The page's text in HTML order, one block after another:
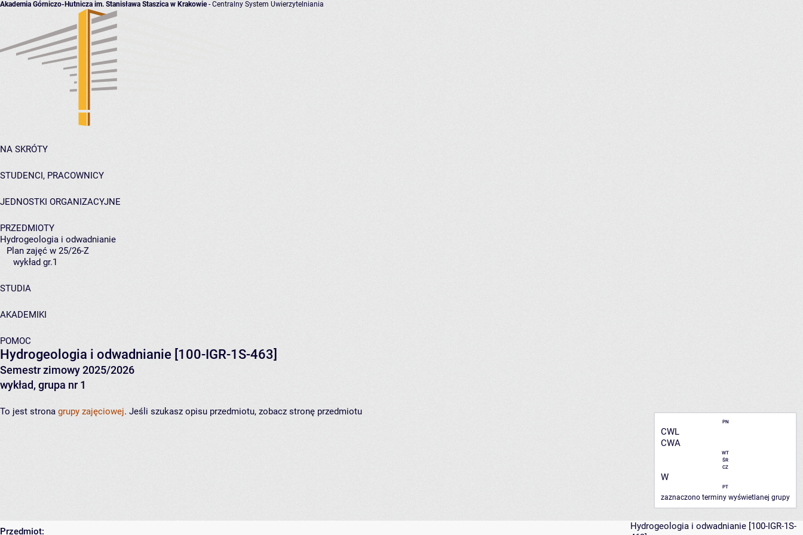
Akademia Górniczo-Hutnicza im. Stanisława Staszica w Krakowie- Centralny System Uwierzytelniania
NA SKRÓTY
STUDENCI, PRACOWNICY
JEDNOSTKI ORGANIZACYJNE
PRZEDMIOTY
Hydrogeologia i odwadnianie
Plan zajęć w 25/26-Z
wykład gr.1
STUDIA
AKADEMIKI
POMOC
Hydrogeologia i odwadnianie [100-IGR-1S-463]
Semestr zimowy 2025/2026
wykład, grupa nr 1
PN
CWL
CWA
WT
ŚR
CZ
W
PT
zaznaczono terminy wyświetlanej grupy
To jest strona grupy zajęciowej. Jeśli szukasz opisu przedmiotu, zobacz stronę przedmiotu
Przedmiot: Hydrogeologia i odwadnianie [100-IGR-1S-